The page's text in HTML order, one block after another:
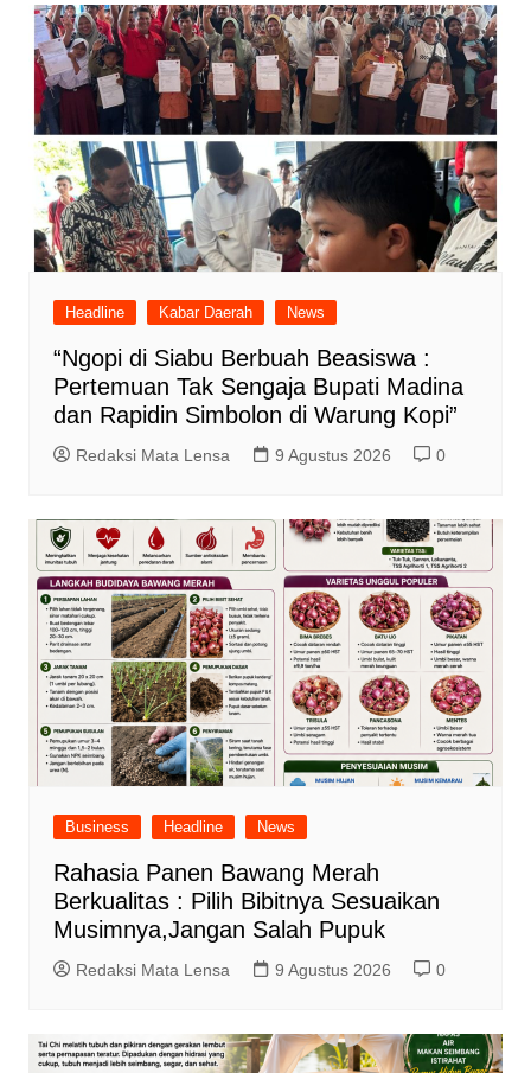
Headline Kabar Daerah News
“Ngopi di Siabu Berbuah Beasiswa :
Pertemuan Tak Sengaja Bupati Madina
dan Rapidin Simbolon di Warung Kopi”
Redaksi Mata Lensa 9 Agustus 2026 0
Business Headline News
Rahasia Panen Bawang Merah
Berkualitas : Pilih Bibitnya Sesuaikan
Musimnya,Jangan Salah Pupuk
Redaksi Mata Lensa 9 Agustus 2026 0